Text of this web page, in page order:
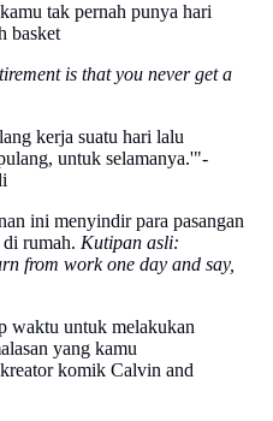
tak pernah punya hari
basket
is that you never get a
kerja suatu hari lalu
untuk selamanya.'"-
ini menyindir para pasangan
rumah. Kutipan asli:
from work one day and say,
waktu untuk melakukan
yang kamu
komik Calvin and